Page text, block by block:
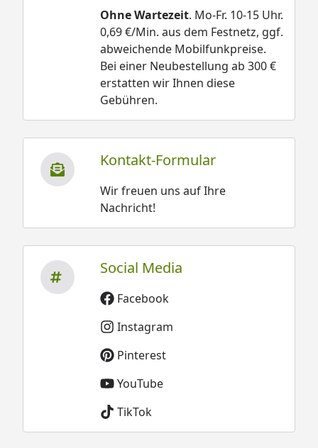
Ohne Wartezeit. Mo-Fr. 10-15 Uhr.
0,69 €/Min. aus dem Festnetz, ggf.
abweichende Mobilfunkpreise.
Bei einer Neubestellung ab 300 €
erstatten wir Ihnen diese
Gebühren.
Kontakt-Formular
Wir freuen uns auf Ihre
Nachricht!
Social Media
Facebook
Instagram
Pinterest
YouTube
TikTok